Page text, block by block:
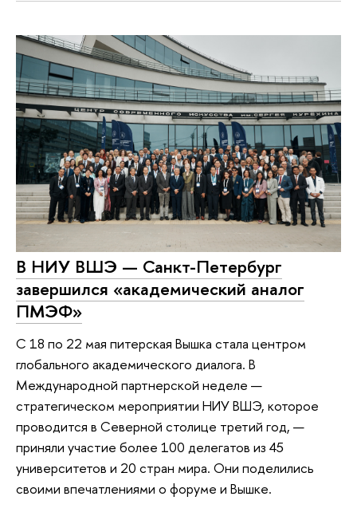
В НИУ ВШЭ — Санкт-Петербург
завершился «академический аналог
ПМЭФ»
С 18 по 22 мая питерская Вышка стала центром
глобального академического диалога. В
Международной партнерской неделе —
стратегическом мероприятии НИУ ВШЭ, которое
проводится в Северной столице третий год, —
приняли участие более 100 делегатов из 45
университетов и 20 стран мира. Они поделились
своими впечатлениями о форуме и Вышке.